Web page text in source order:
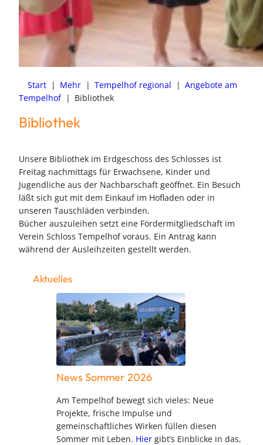
Start | Mehr | Tempelhof regional | Angebote am
Tempelhof | Bibliothek
Bibliothek
Unsere Bibliothek im Erdgeschoss des Schlosses ist
Freitag nachmittags für Erwachsene, Kinder und
Jugendliche aus der Nachbarschaft geöffnet. Ein Besuch
läßt sich gut mit dem Einkauf im Hofladen oder in
unseren Tauschläden verbinden.
Bücher auszuleihen setzt eine Fördermitgliedschaft im
Verein Schloss Tempelhof voraus. Ein Antrag kann
während der Ausleihzeiten gestellt werden.
Aktuelles
News Sommer 2026
Am Tempelhof bewegt sich vieles: Neue
Projekte, frische Impulse und
gemeinschaftliches Wirken füllen diesen
Sommer mit Leben. Hier gibt’s Einblicke in das,